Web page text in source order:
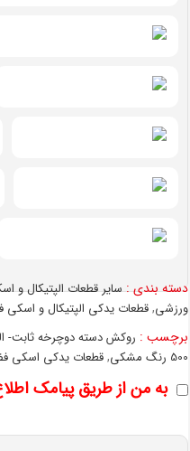
دسته بندی :سایر قطعات الپتیکال و
ورزشی,قطعات یدکی الپتیکال و اسکی
برچسب :
500 رنگ مشکی
,قطعات یدکی اسکی
به من از طریق پیامک